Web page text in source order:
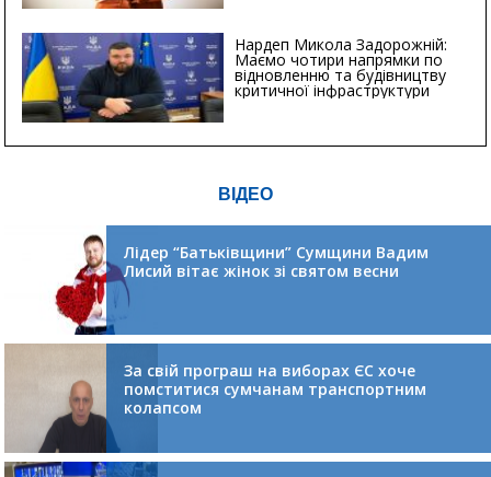
Нардеп Микола Задорожній:
Маємо чотири напрямки по
відновленню та будівництву
критичної інфраструктури
ВІДЕО
Лідер “Батьківщини” Сумщини Вадим
Лисий вітає жінок зі святом весни
За свій програш на виборах ЄС хоче
помститися сумчанам транспортним
колапсом